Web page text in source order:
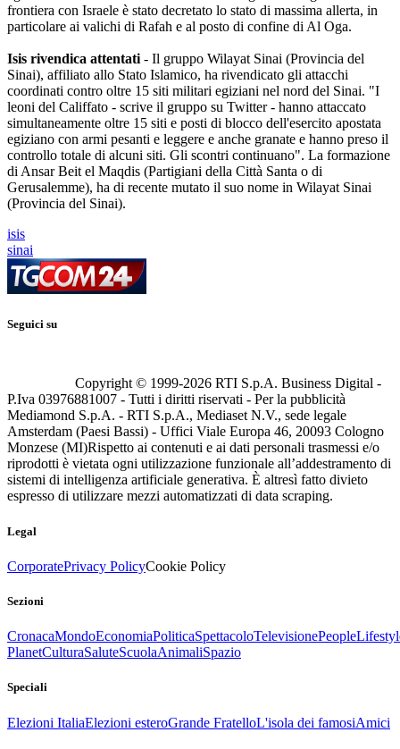
frontiera con Israele è stato decretato lo stato di massima allerta, in
particolare ai valichi di Rafah e al posto di confine di Al Oga.
Isis rivendica attentati - Il gruppo Wilayat Sinai (Provincia del
Sinai), affiliato allo Stato Islamico, ha rivendicato gli attacchi
coordinati contro oltre 15 siti militari egiziani nel nord del Sinai. "I
leoni del Califfato - scrive il gruppo su Twitter - hanno attaccato
simultaneamente oltre 15 siti e posti di blocco dell'esercito apostata
egiziano con armi pesanti e leggere e anche granate e hanno preso il
controllo totale di alcuni siti. Gli scontri continuano". La formazione
di Ansar Beit el Maqdis (Partigiani della Città Santa o di
Gerusalemme), ha di recente mutato il suo nome in Wilayat Sinai
(Provincia del Sinai).
isis
sinai
Seguici su
Copyright © 1999-2026 RTI S.p.A. Business Digital -
P.Iva 03976881007 - Tutti i diritti riservati - Per la pubblicità
Mediamond S.p.A. - RTI S.p.A., Mediaset N.V., sede legale
Amsterdam (Paesi Bassi) - Uffici Viale Europa 46, 20093 Cologno
Monzese (MI)Rispetto ai contenuti e ai dati personali trasmessi e/o
riprodotti è vietata ogni utilizzazione funzionale all’addestramento di
sistemi di intelligenza artificiale generativa. È altresì fatto divieto
espresso di utilizzare mezzi automatizzati di data scraping.
Legal
CorporatePrivacy PolicyCookie Policy
Sezioni
CronacaMondoEconomiaPoliticaSpettacoloTelevisionePeople
PlanetCulturaSaluteScuolaAnimaliSpazio
Speciali
Elezioni ItaliaElezioni esteroGrande FratelloL'isola dei famosiAmici